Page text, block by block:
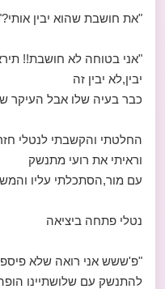
"את חושבת שהוא יבין
"אני בטוחה לא חושבת!!
יבין,לא יבין זה
כבר בעיה שלו אבל
החלטתי והקשבתי לנטלי
וראיתי את רועי מתנשק
עם מור,הסתכלתי עליו
נטלי פתחה ביציאה
"פ'ששש אני רואה שלא
להתנשק עם שלושתיינו